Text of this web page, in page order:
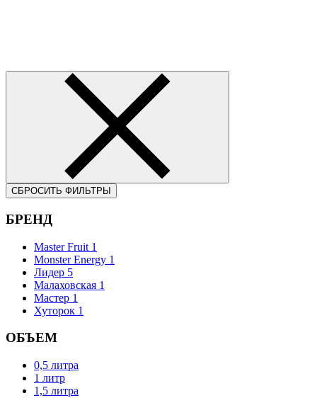
СБРОСИТЬ ФИЛЬТРЫ
БРЕНД
Master Fruit 1
Monster Energy 1
Лидер 5
Малаховская 1
Мастер 1
Хуторок 1
ОБЪЕМ
0,5 литра
1 литр
1,5 литра